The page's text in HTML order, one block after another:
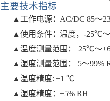
主要技术指标
▲工作电源 ： AC/DC 85～23
▲使用条件： 温度， -25℃
▲温度测量范围：-25℃～
▲湿度测量范围： 5～99%
▲温度精度: ±1 ℃
▲湿度精度：±5% RH